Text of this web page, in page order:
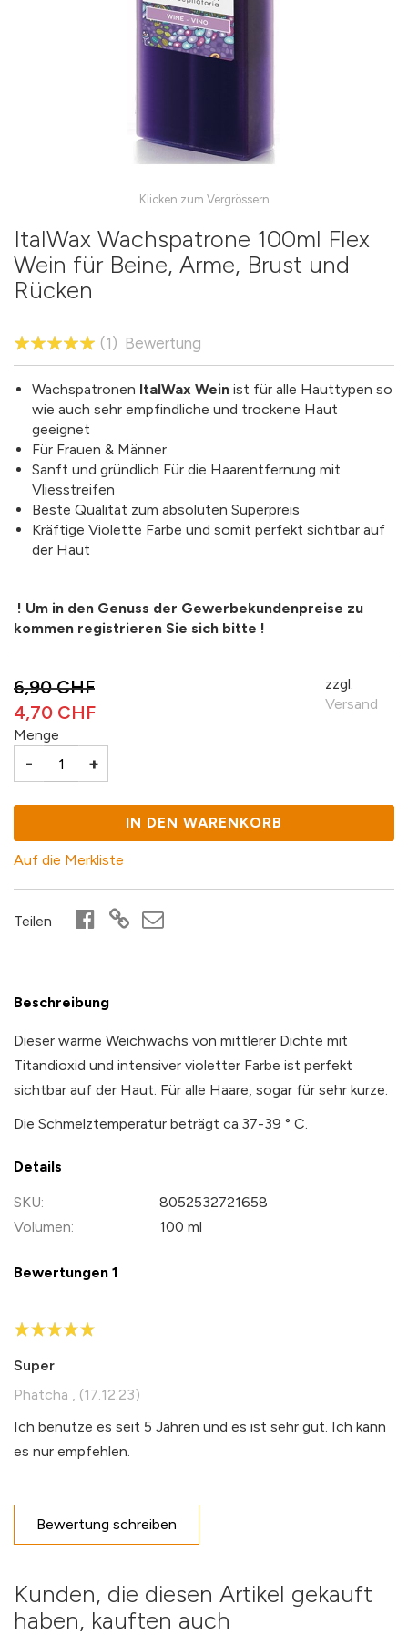
the
beginning
of
the
ItalWax Wachspatrone 100ml Flex
Wein für Beine, Arme, Brust und
Rücken
Bewertung:
100
% of100
(1) Bewertung
Wachspatronen ItalWax Wein ist für alle Hauttypen so
wie auch sehr empfindliche und trockene Haut
geeignet
Für Frauen & Männer
Sanft und gründlich Für die Haarentfernung mit
Vliesstreifen
Beste Qualität zum absoluten Superpreis
Kräftige Violette Farbe und somit perfekt sichtbar auf
der Haut
! Um in den Genuss der Gewerbekundenpreise zu
kommen registrieren Sie sich bitte !
4,70 CHF
6,90 CHF
zzgl.
Versand
Menge
- +
IN DEN WARENKORB
Auf die Merkliste
Teilen
Beschreibung
Dieser warme Weichwachs von mittlerer Dichte mit
Titandioxid und intensiver violetter Farbe ist perfekt
sichtbar auf der Haut. Für alle Haare, sogar für sehr kurze.
Die Schmelztemperatur beträgt ca.37-39 ° C.
Details
Weitere
Informationen
8052532721658
100 ml
Bewertungen 1
Super
Phatcha , 17.12.23
Ich benutze es seit 5 Jahren und es ist sehr gut. Ich kann
es nur empfehlen.
Nickname
Bewertung schreiben
Kunden, die diesen Artikel gekauft
haben, kauften auch